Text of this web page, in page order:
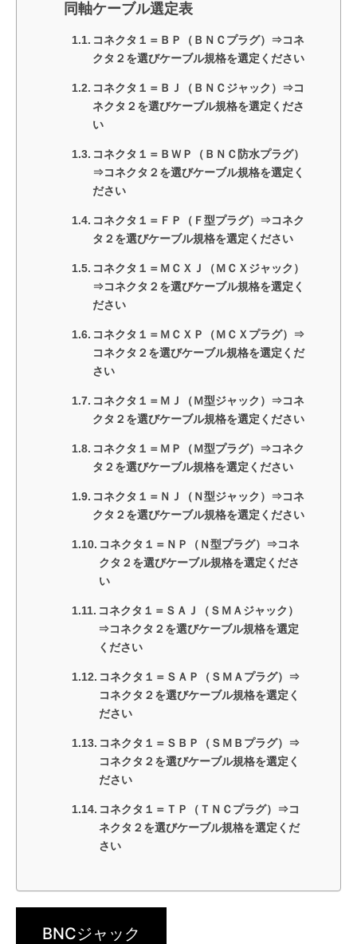
同軸ケーブル選定表
コネクタ１＝ＢＰ（ＢＮＣプラグ）⇒コネ
クタ２を選びケーブル規格を選定ください
コネクタ１＝ＢＪ（ＢＮＣジャック）⇒コ
ネクタ２を選びケーブル規格を選定くださ
い
コネクタ１＝ＢＷＰ（ＢＮＣ防水プラグ）
⇒コネクタ２を選びケーブル規格を選定く
ださい
コネクタ１＝ＦＰ（Ｆ型プラグ）⇒コネク
タ２を選びケーブル規格を選定ください
コネクタ１＝ＭＣＸＪ（ＭＣＸジャック）
⇒コネクタ２を選びケーブル規格を選定く
ださい
コネクタ１＝ＭＣＸＰ（ＭＣＸプラグ）⇒
コネクタ２を選びケーブル規格を選定くだ
さい
コネクタ１＝ＭＪ（Ｍ型ジャック）⇒コネ
クタ２を選びケーブル規格を選定ください
コネクタ１＝ＭＰ（Ｍ型プラグ）⇒コネク
タ２を選びケーブル規格を選定ください
コネクタ１＝ＮＪ（Ｎ型ジャック）⇒コネ
クタ２を選びケーブル規格を選定ください
コネクタ１＝ＮＰ（Ｎ型プラグ）⇒コネ
クタ２を選びケーブル規格を選定くださ
い
コネクタ１＝ＳＡＪ（ＳＭＡジャック）
⇒コネクタ２を選びケーブル規格を選定
ください
コネクタ１＝ＳＡＰ（ＳＭＡプラグ）⇒
コネクタ２を選びケーブル規格を選定く
ださい
コネクタ１＝ＳＢＰ（ＳＭＢプラグ）⇒
コネクタ２を選びケーブル規格を選定く
ださい
コネクタ１＝ＴＰ（ＴＮＣプラグ）⇒コ
ネクタ２を選びケーブル規格を選定くだ
さい
BNCジャック